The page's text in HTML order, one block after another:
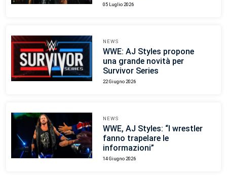
05 Luglio 2026
NEWS
WWE: AJ Styles propone
una grande novità per
Survivor Series
22 Giugno 2026
NEWS
WWE, AJ Styles: “I wrestler
fanno trapelare le
informazioni”
14 Giugno 2026